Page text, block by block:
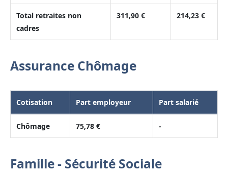
Total retraites non
cadres
311,90 € 214,23 €
Assurance Chômage
Cotisation Part employeur Part salarié
Chômage 75,78 € -
Famille - Sécurité Sociale